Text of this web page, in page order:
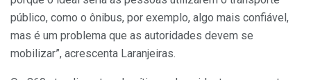
público, como o ônibus, por exemplo, algo mais confiável,
mas é um problema que as autoridades devem se
mobilizar”, acrescenta Laranjeiras.